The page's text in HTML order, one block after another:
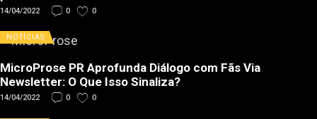
14/04/2022 0 0
NOTÍCIAS
MicroProse PR Aprofunda Diálogo com Fãs Via
Newsletter: O Que Isso Sinaliza?
14/04/2022 0 0